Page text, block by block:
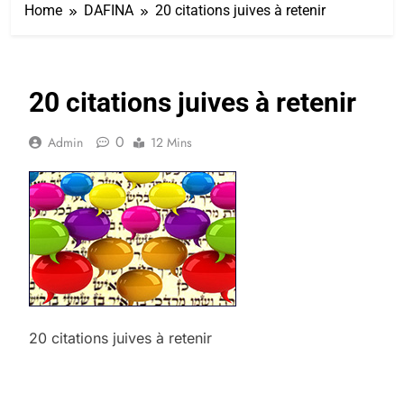
Home DAFINA 20 citations juives à retenir
20 citations juives à retenir
Admin 0 12 Mins
20 citations juives à retenir